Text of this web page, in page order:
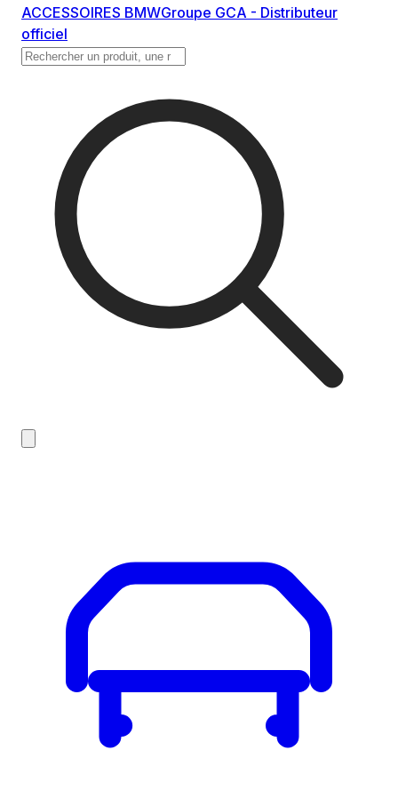
ACCESSOIRES BMWGroupe GCA - Distributeur
officiel